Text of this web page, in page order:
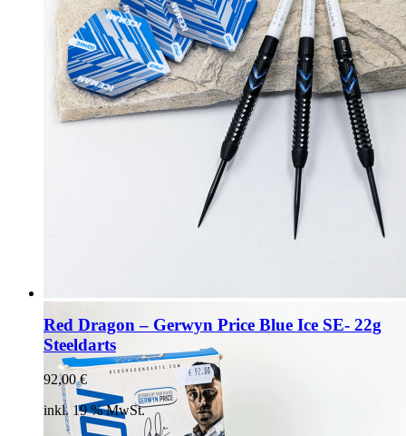
Red Dragon – Gerwyn Price Blue Ice SE- 22g
Steeldarts
92,00€
inkl. 19 % MwSt.